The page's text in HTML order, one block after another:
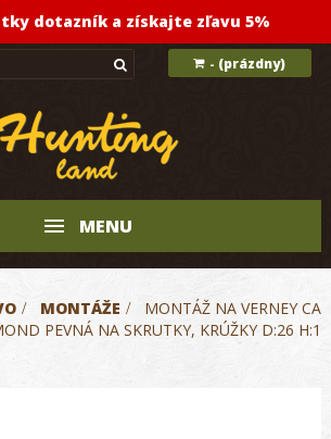
dotazník a získajte zľavu 5%
- (prázdny)
MENU
> MONTÁŽE >
MONTÁŽ NA VERNEY CA
PEVNÁ NA SKRUTKY, KRÚŽKY D:26 H:1